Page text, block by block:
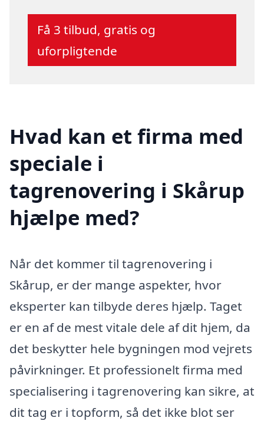
Få 3 tilbud, gratis og
uforpligtende
Hvad kan et firma med
speciale i
tagrenovering i Skårup
hjælpe med?
Når det kommer til tagrenovering i
Skårup, er der mange aspekter, hvor
eksperter kan tilbyde deres hjælp. Taget
er en af de mest vitale dele af dit hjem, da
det beskytter hele bygningen mod vejrets
påvirkninger. Et professionelt firma med
specialisering i tagrenovering kan sikre, at
dit tag er i topform, så det ikke blot ser